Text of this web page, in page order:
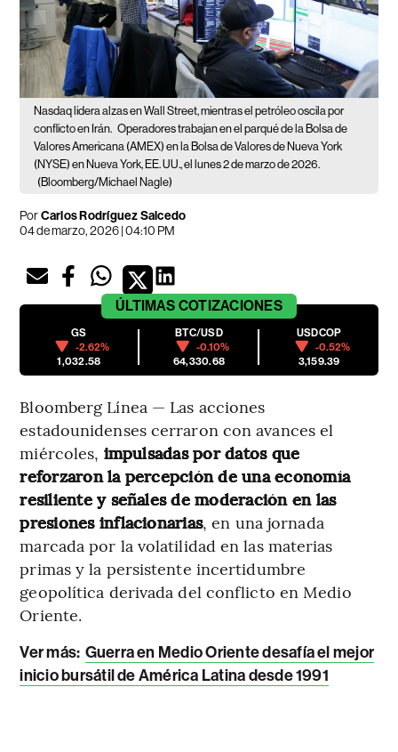
Nasdaq lidera alzas en Wall Street, mientras el petróleo oscila por
conflicto en Irán. Operadores trabajan en el parqué de la Bolsa de
Valores Americana (AMEX) en la Bolsa de Valores de Nueva York
(NYSE) en Nueva York, EE. UU., el lunes 2 de marzo de 2026.
(Bloomberg/Michael Nagle)
PorCarlos Rodríguez Salcedo
04 de marzo, 2026 | 04:10 PM
ÚLTIMAS COTIZACIONES
GS
-2.62%
1,032.58
BTC/USD
-0.10%
64,330.68
USDCOP
-0.52%
3,159.39
Bloomberg Línea — Las acciones
estadounidenses cerraron con avances el
miércoles, impulsadas por datos que
reforzaron la percepción de una economía
resiliente y señales de moderación en las
presiones inflacionarias, en una jornada
marcada por la volatilidad en las materias
primas y la persistente incertidumbre
geopolítica derivada del conflicto en Medio
Oriente.
Ver más: Guerra en Medio Oriente desafía el mejor
inicio bursátil de América Latina desde 1991